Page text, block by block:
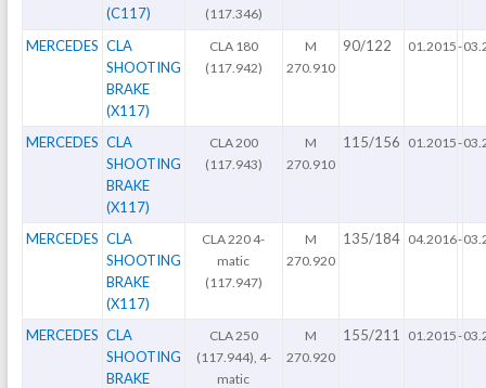
(C117)
(117.346)
MERCEDES CLA
SHOOTING
BRAKE
(X117)
CLA 180
(117.942)
M
270.910
90/122 01.2015-
MERCEDES CLA
SHOOTING
BRAKE
(X117)
CLA 200
(117.943)
M
270.910
115/156 01.2015-
MERCEDES CLA
SHOOTING
BRAKE
(X117)
CLA 220 4-
matic
(117.947)
M
270.920
135/184 04.2016-
MERCEDES CLA
SHOOTING
BRAKE
CLA 250
(117.944), 4-
matic
M
270.920
155/211 01.2015-